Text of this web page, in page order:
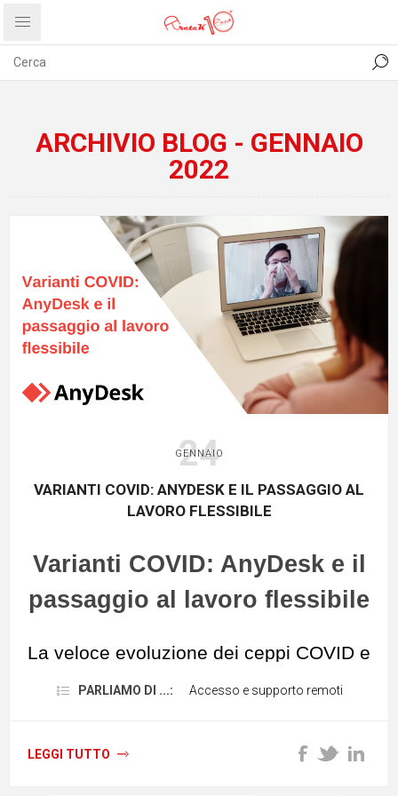
PRIVACY ABOUT US
ARCHIVIO BLOG - GENNAIO
2022
24
GENNAIO
VARIANTI COVID: ANYDESK E IL PASSAGGIO AL
LAVORO FLESSIBILE
Varianti COVID: AnyDesk e il
passaggio al lavoro flessibile
La veloce evoluzione dei ceppi COVID e
l’imprevedibilità del virus hanno
In particolare, l’ultima
variante Omicron
PARLIAMO DI ...: Accesso e supporto remoti
LEGGI TUTTO